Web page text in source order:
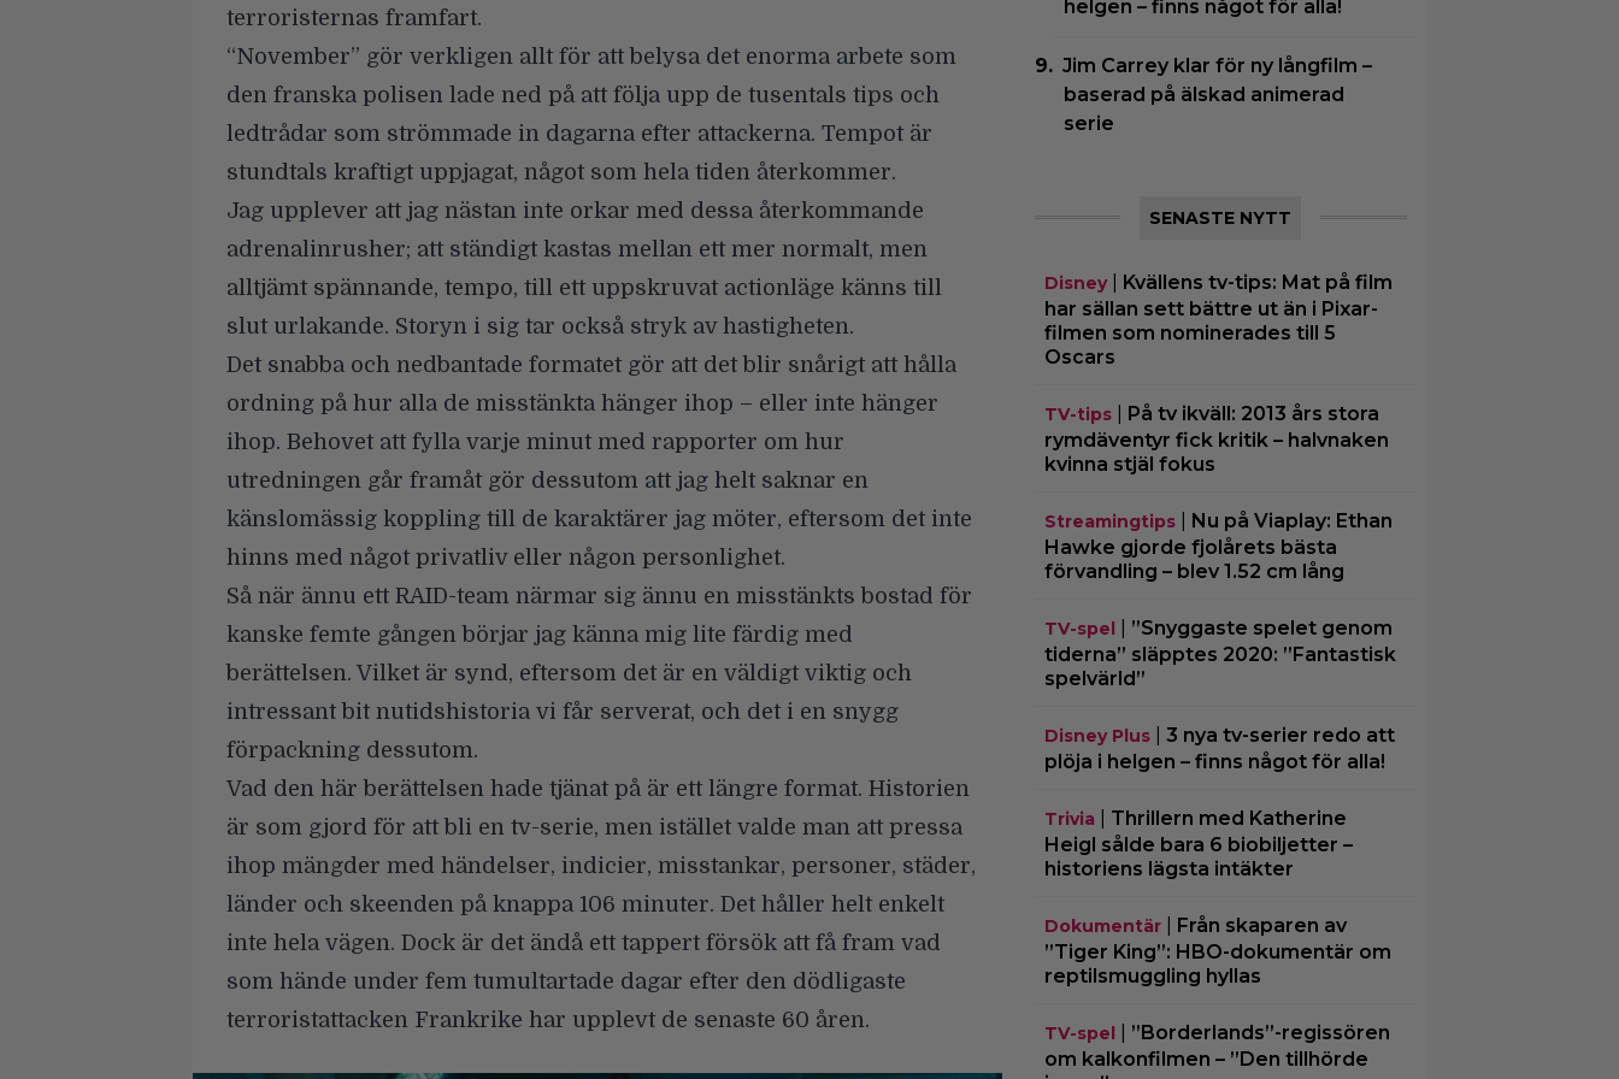
terroristernas framfart.
“November” gör verkligen allt för att belysa det enorma arbete som
den franska polisen lade ned på att följa upp de tusentals tips och
ledtrådar som strömmade in dagarna efter attackerna. Tempot är
stundtals kraftigt uppjagat, något som hela tiden återkommer.
Jag upplever att jag nästan inte orkar med dessa återkommande
adrenalinrusher; att ständigt kastas mellan ett mer normalt, men
alltjämt spännande, tempo, till ett uppskruvat actionläge känns till
slut urlakande. Storyn i sig tar också stryk av hastigheten.
Det snabba och nedbantade formatet gör att det blir snårigt att hålla
ordning på hur alla de misstänkta hänger ihop – eller inte hänger
ihop. Behovet att fylla varje minut med rapporter om hur
utredningen går framåt gör dessutom att jag helt saknar en
känslomässig koppling till de karaktärer jag möter, eftersom det inte
hinns med något privatliv eller någon personlighet.
Så när ännu ett RAID-team närmar sig ännu en misstänkts bostad för
kanske femte gången börjar jag känna mig lite färdig med
berättelsen. Vilket är synd, eftersom det är en väldigt viktig och
intressant bit nutidshistoria vi får serverat, och det i en snygg
förpackning dessutom.
Vad den här berättelsen hade tjänat på är ett längre format. Historien
är som gjord för att bli en tv-serie, men istället valde man att pressa
ihop mängder med händelser, indicier, misstankar, personer, städer,
länder och skeenden på knappa 106 minuter. Det håller helt enkelt
inte hela vägen. Dock är det ändå ett tappert försök att få fram vad
som hände under fem tumultartade dagar efter den dödligaste
terroristattacken Frankrike har upplevt de senaste 60 åren.
helgen – finns något för alla!
Jim Carrey klar för ny långfilm –
baserad på älskad animerad
serie
SENASTE NYTT
Disney|
Kvällens tv-tips: Mat på film
har sällan sett bättre ut än i Pixar-
filmen som nominerades till 5
Oscars
TV-tips|
På tv ikväll: 2013 års stora
rymdäventyr fick kritik – halvnaken
kvinna stjäl fokus
Streamingtips|
Nu på Viaplay: Ethan
Hawke gjorde fjolårets bästa
förvandling – blev 1.52 cm lång
TV-spel
”Snyggaste spelet genom
tiderna” släpptes 2020: ”Fantastisk
spelvärld”
Disney Plus| 3 nya tv-serier redo att
plöja i helgen – finns något för alla!
Trivia
Thrillern med Katherine
Heigl sålde bara 6 biobiljetter –
historiens lägsta intäkter
Dokumentär|
Från skaparen av
”Tiger King”: HBO-dokumentär om
reptilsmuggling hyllas
TV-spel
”Borderlands”-regissören
om kalkonfilmen – ”Den tillhörde